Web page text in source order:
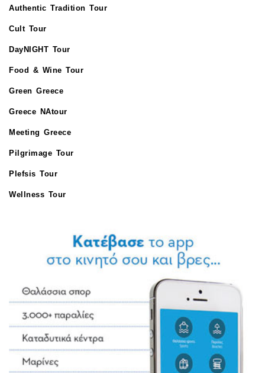
Authentic Tradition Tour
Cult Tour
DayNIGHT Tour
Food & Wine Tour
Green Greece
Greece NAtour
Meeting Greece
Pilgrimage Tour
Plefsis Tour
Wellness Tour